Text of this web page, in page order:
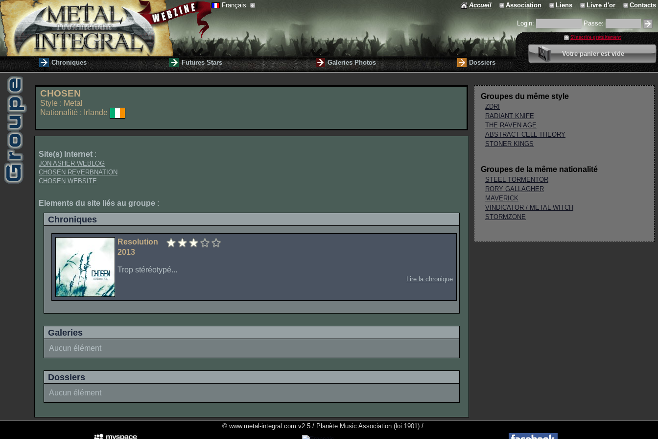
Français Accueil Association Liens Livre d'or Contacts
Login: Passe:
S'inscrire gratuitement
Votre panier est vide
0 article
Valider votre panier
Chroniques Futures Stars Galeries Photos Dossiers
CHOSEN
Style : Metal
Nationalité : Irlande
Groupes du même style
ZDRI
RADIANT KNIFE
THE RAVEN AGE
ABSTRACT CELL THEORY
STONER KINGS
Groupes de la même nationalité
STEEL TORMENTOR
RORY GALLAGHER
MAVERICK
VINDICATOR / METAL WITCH
STORMZONE
Site(s) Internet :
JON ASHER WEBLOG
CHOSEN REVERBNATION
CHOSEN WEBSITE
Elements du site liés au groupe :
Chroniques
Resolution
2013
Trop stéréotypé...
Lire la chronique
Galeries
Aucun élément
Dossiers
Aucun élément
© www.metal-integral.com v2.5 / Planète Music Association (loi 1901) /